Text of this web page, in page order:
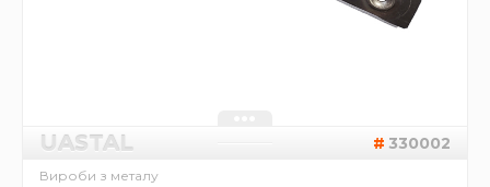
UASTAL 330002
Вироби з металу